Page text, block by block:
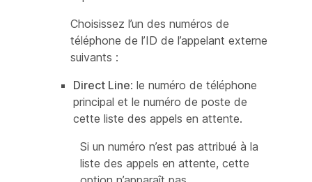
Choisissez l’un des numéros de
téléphone de l’ID de l’appelant externe
suivants :
Direct Line: le numéro de téléphone
principal et le numéro de poste de
cette liste des appels en attente.
Si un numéro n’est pas attribué à la
liste des appels en attente, cette